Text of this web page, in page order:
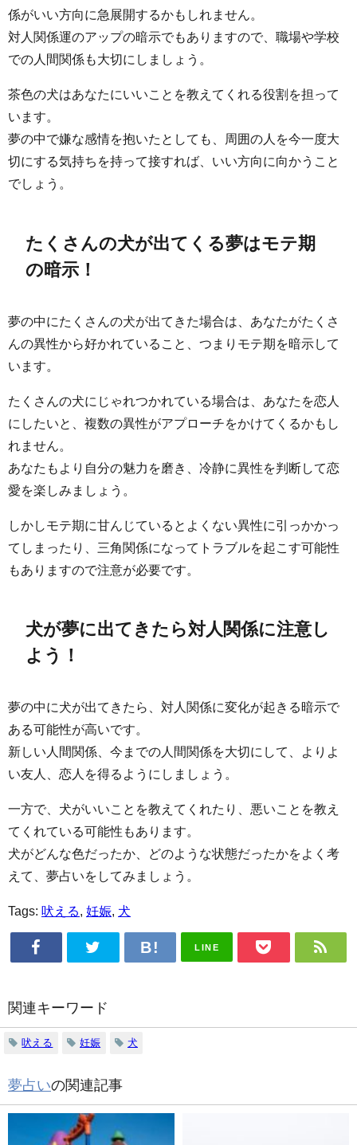
係がいい方向に急展開するかもしれません。
対人関係運のアップの暗示でもありますので、職場や学校
での人間関係も大切にしましょう。
茶色の犬はあなたにいいことを教えてくれる役割を担って
います。
夢の中で嫌な感情を抱いたとしても、周囲の人を今一度大
切にする気持ちを持って接すれば、いい方向に向かうこと
でしょう。
たくさんの犬が出てくる夢はモテ期
の暗示！
夢の中にたくさんの犬が出てきた場合は、あなたがたくさ
んの異性から好かれていること、つまりモテ期を暗示して
います。
たくさんの犬にじゃれつかれている場合は、あなたを恋人
にしたいと、複数の異性がアプローチをかけてくるかもし
れません。
あなたもより自分の魅力を磨き、冷静に異性を判断して恋
愛を楽しみましょう。
しかしモテ期に甘んじているとよくない異性に引っかかっ
てしまったり、三角関係になってトラブルを起こす可能性
もありますので注意が必要です。
犬が夢に出てきたら対人関係に注意し
よう！
夢の中に犬が出てきたら、対人関係に変化が起きる暗示で
ある可能性が高いです。
新しい人間関係、今までの人間関係を大切にして、よりよ
い友人、恋人を得るようにしましょう。
一方で、犬がいいことを教えてくれたり、悪いことを教え
てくれている可能性もあります。
犬がどんな色だったか、どのような状態だったかをよく考
えて、夢占いをしてみましょう。
Tags: 吠える 妊娠 犬
LINE
関連キーワード
吠える 妊娠 犬
夢占いの関連記事